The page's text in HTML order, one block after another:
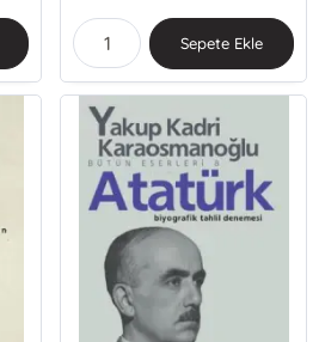
Sepete Ekle